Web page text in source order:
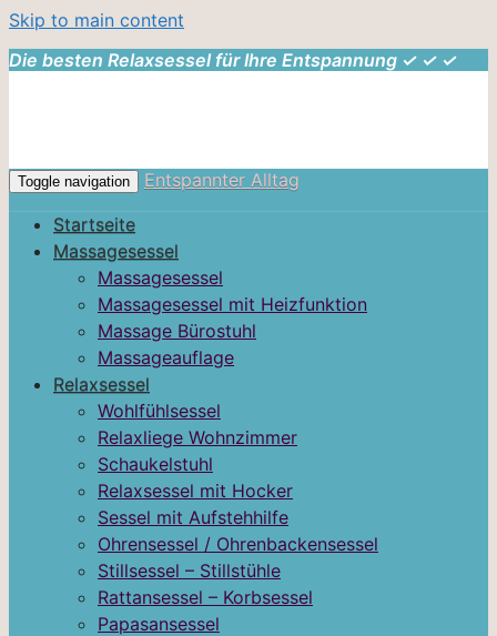
Skip to main content
Die besten Relaxsessel für Ihre Entspannung ✓ ✓ ✓
Toggle navigation
Entspannter Alltag
Startseite
Massagesessel
Massagesessel
Massagesessel mit Heizfunktion
Massage Bürostuhl
Massageauflage
Relaxsessel
Wohlfühlsessel
Relaxliege Wohnzimmer
Schaukelstuhl
Relaxsessel mit Hocker
Sessel mit Aufstehhilfe
Ohrensessel / Ohrenbackensessel
Stillsessel – Stillstühle
Rattansessel – Korbsessel
Papasansessel